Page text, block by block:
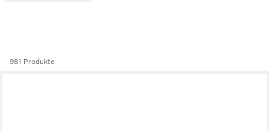
981 Produkte